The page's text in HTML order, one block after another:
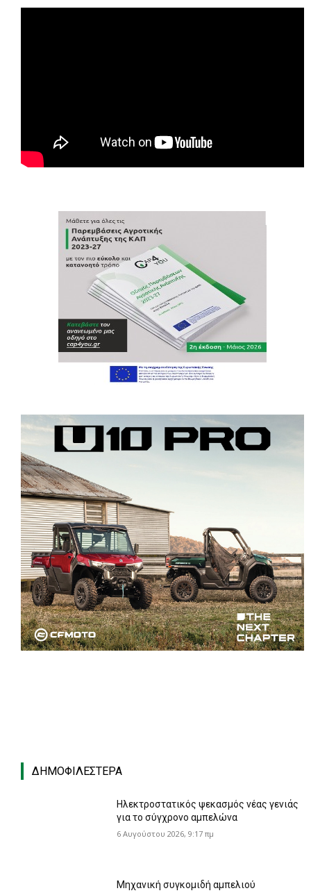
ΔΗΜΟΦΙΛΈΣΤΕΡΑ
Ηλεκτροστατικός ψεκασμός νέας γενιάς
για το σύγχρονο αμπελώνα
6 Αυγούστου 2026, 9:17 πμ
Μηχανική συγκομιδή αμπελιού